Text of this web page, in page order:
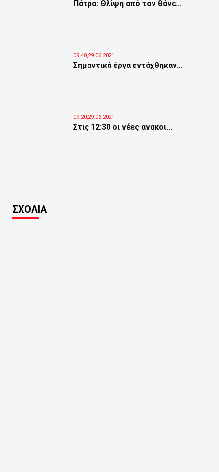
Πάτρα: Θλίψη από τον θάνα...
09:40,29.06.2021
Σημαντικά έργα εντάχθηκαν...
09:20,29.06.2021
Στις 12:30 οι νέες ανακοι...
ΣΧΟΛΙΑ